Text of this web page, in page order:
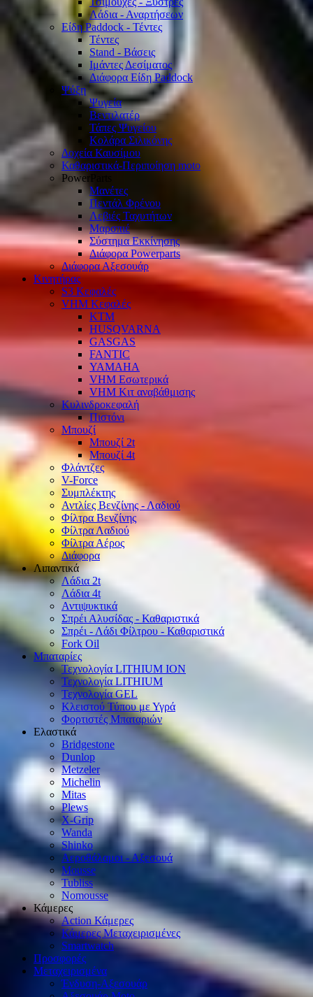
Λάδια - Αναρτήσεων
Είδη Paddock - Τέντες
Τέντες
Stand - Βάσεις
Ιμάντες Δεσίματος
Διάφορα Είδη Paddock
Ψύξη
Ψυγεία
Βεντιλατέρ
Τάπες Ψυγείου
Κολάρα Σιλικόνης
Δοχεία Καυσίμου
Καθαριστικά-Περιποίηση moto
PowerParts
Μανέτες
Πεντάλ Φρένου
Λεβιές Ταχυτήτων
Μαρσπιέ
Σύστημα Εκκίνησης
Διάφορα Powerparts
Διάφορα Αξεσουάρ
Κινητήρας
S3 Κεφαλές
VHM Κεφαλές
KTM
HUSQVARNA
GASGAS
FANTIC
YAMAHA
VHM Εσωτερικά
VHM Κιτ αναβάθμισης
Κυλινδροκεφαλή
Πιστόνι
Μπουζί
Μπουζί 2t
Μπουζί 4t
Φλάντζες
V-Force
Συμπλέκτης
Αντλίες Βενζίνης - Λαδιού
Φίλτρα Βενζίνης
Φίλτρα Λαδιού
Φίλτρα Αέρος
Διάφορα
Λιπαντικά
Λάδια 2t
Λάδια 4t
Αντιψυκτικά
Σπρέι Αλυσίδας - Καθαριστικά
Σπρέι - Λάδι Φίλτρου - Καθαριστικά
Fork Oil
Μπαταρίες
Τεχνολογία LITHIUM ION
Τεχνολογία LITHIUM
Τεχνολογία GEL
Κλειστού Τύπου με Υγρά
Φορτιστές Μπαταριών
Ελαστικά
Bridgestone
Dunlop
Metzeler
Michelin
Mitas
Plews
X-Grip
Wanda
Shinko
Αεροθάλαμοι - Αξεσουά
Mousse
Tubliss
Nomousse
Κάμερες
Action Κάμερες
Κάμερες Μεταχειρισμένες
Smartwatch
Προσφορές
Μεταχειρισμένα
Ένδυση-Αξεσουάρ